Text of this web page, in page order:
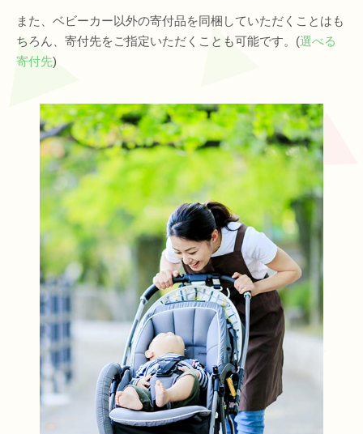
また、ベビーカー以外の寄付品を同梱していただくことはも
ちろん、寄付先をご指定いただくことも可能です。(選べる
寄付先)